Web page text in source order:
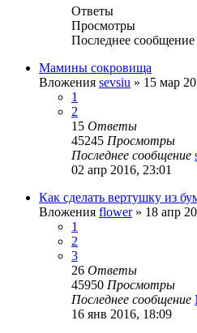
Ответы
Просмотры
Последнее сообщение
Мамины сокровища
Вложения sevsiu » 15 мар
1
2
15 Ответы
45245 Просмотры
Последнее сообщение
02 апр 2016, 23:01
Как сделать вертушку из
Вложения flower» 18 апр
1
2
3
26 Ответы
45950 Просмотры
Последнее сообщение
16 янв 2016, 18:09